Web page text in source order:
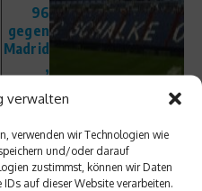
verwalten
verwenden wir Technologien wie
und/oder darauf
zustimmst, können wir Daten
auf dieser Website verarbeiten.
96
gegen
Madrid
,
e
Bilbao